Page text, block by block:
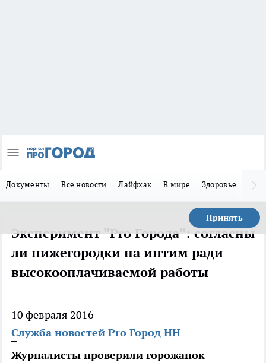
Документы Все новости Лайфхак В мире Здоровье
Принять
Эксперимент "Pro Города": согласны
ли нижегородки на интим ради
высокооплачиваемой работы
10 февраля 2016
Служба новостей Pro Город НН
Журналисты проверили горожанок